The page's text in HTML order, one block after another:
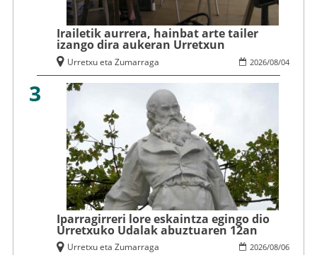
Irailetik aurrera, hainbat arte tailer
izango dira aukeran Urretxun
2026/08/04
Urretxu eta Zumarraga
3
Iparragirreri lore eskaintza egingo dio
Urretxuko Udalak abuztuaren 12an
2026/08/06
Urretxu eta Zumarraga